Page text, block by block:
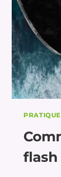
PRATIQUE
flash